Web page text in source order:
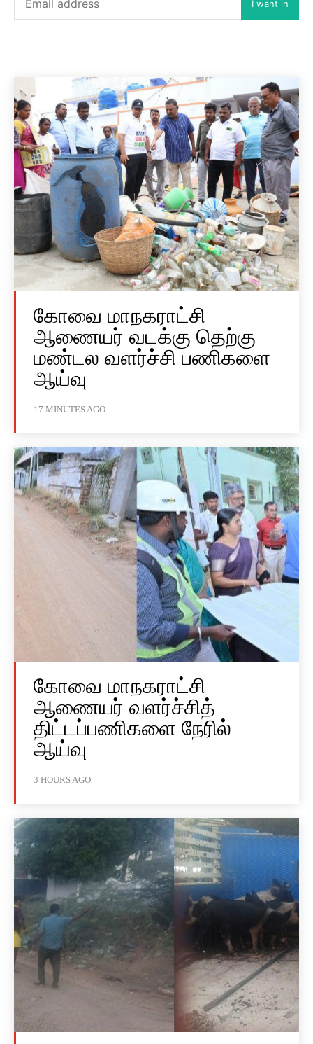
I want in
கோவை மாநகராட்சி
ஆணையர் வடக்கு தெற்கு
மண்டல வளர்ச்சி பணிகளை
ஆய்வு
17 MINUTES AGO
கோவை மாநகராட்சி
ஆணையர் வளர்ச்சித்
திட்டப்பணிகளை நேரில்
ஆய்வு
3 HOURS AGO